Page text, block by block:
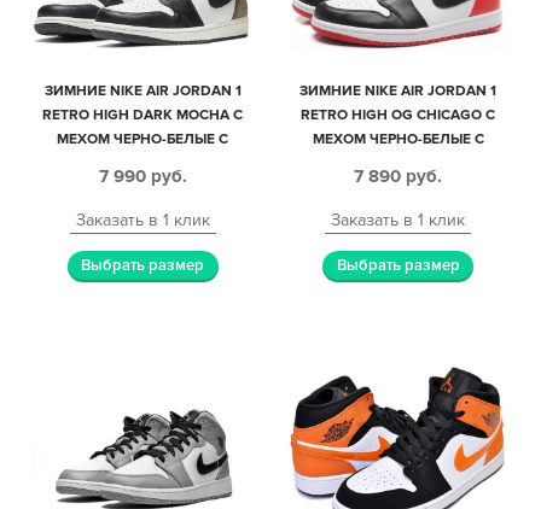
ЗИМНИЕ NIKE AIR JORDAN 1
RETRO HIGH DARK MOCHA С
МЕХОМ ЧЕРНО-БЕЛЫЕ С
ЖЕНСКИЕ (35-40)
7 990 руб.
Заказать в 1 клик
Выбрать размер
ЗИМНИЕ NIKE AIR JORDAN 1
RETRO HIGH OG CHICAGO С
МЕХОМ ЧЕРНО-БЕЛЫЕ С
МУЖСКИЕ-ЖЕНСКИЕ (35-44)
7 890 руб.
Заказать в 1 клик
Выбрать размер